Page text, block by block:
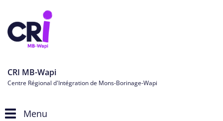
CRI MB-Wapi
Centre Régional d'Intégration de Mons-Borinage-Wapi
ToggleMenu